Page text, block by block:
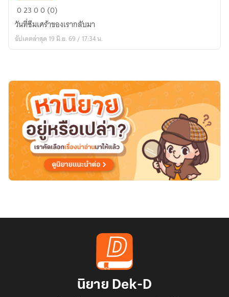
นรก
ใน
ใจ
ฉัน
02300 (0)
วันที่ซึมเศร้าของเรากลับมา
อัปเดตล่าสุด 19 มิ.ย. 69 / 17:34 น.
นิยาย Dek-D